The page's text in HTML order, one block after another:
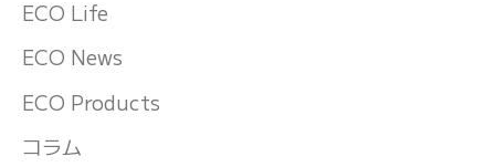
ECO Life
ECO News
ECO Products
コラム